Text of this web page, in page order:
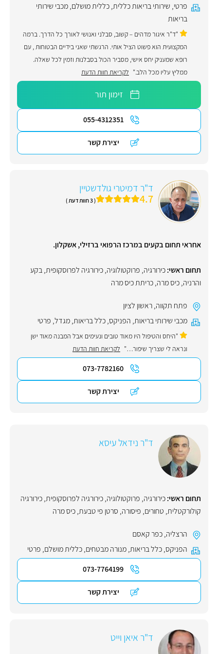
פרטי, שירותי בריאות כללית,כללית מושלם,מכבי שירותי
בריאות
"ד"ר איגור מדהים – קשוב, סבלני ואנושי לאורך כל הדרך. ברמה
המקצועית הוא פשוט הציל אותי. הרגשתי שאני בידיים הבטוחות , עם
רופא שמעניק יחס אישי, מסביר הכול בסבלנות וזמין לכל שאלה.
ממליץ עליו מכל הלב." לקריאת חוות הדעת
זימון תור
055-4312351
יצירת קשר
ד"ר דמיטרי גולדשטיין
4.7 ( 3 חוות דעת )
אחראי תחום בקעים במרכז הרפואי ברזילי, אשקלון.
תחום ראשי:כירורגיה, פרוקטולוגיה,כירורגיה לפרוסקופית,בקע
והרניה,כיס מרה,כריתת כיס מרה
פתח תקווה,ראשון לציון
מכבי שירותי בריאות, הפניקס,כלל בריאות,מגדל, פרטי
"היחס והטיפול היו מאוד טובים ונעימים אבל המבנה מאוד ישן
ונראה לי שצריך שיפור…" לקריאת חוות הדעת
073-7782160
יצירת קשר
ד"ר נידאל עיסא
תחום ראשי:כירורגיה, פרוקטולוגיה,כירורגיה לפרוסקופית,כירורגיה
קולורקטלית, טחורים, פיסורה, סרטן פי טבעת,כיס מרה
הרצליה,כפר קאסם
הפניקס,כלל בריאות,מנורה מבטחים,כללית מושלם, פרטי
073-7764199
יצירת קשר
ד"ר איאן וייט